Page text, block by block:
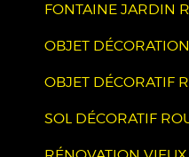
FONTAINE JARDIN
OBJET
OBJET DÉCORATIF
SOL DÉCORATIF